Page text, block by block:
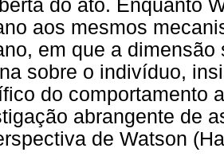
do ato. Enquanto
aos mesmos
em que a
sobre o indivíduo,
do comportamento
abrangente de
de Watson